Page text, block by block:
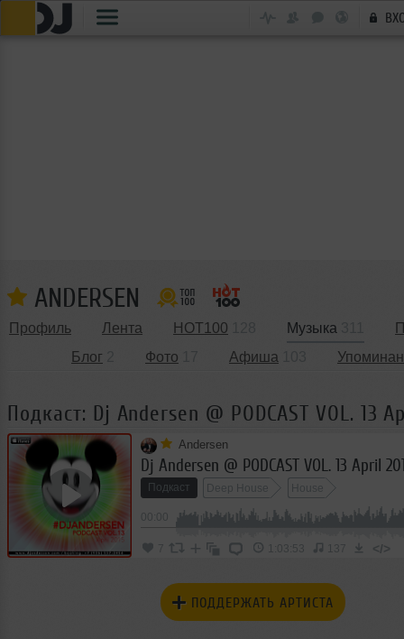
ANDERSEN
Профиль Лента HOT100 Музыка
Блог
Фото Афиша
Подкаст: Dj Andersen @ PODCAST VOL. 13
Andersen
Dj Andersen @ PODCAST VOL. 13 April
Подкаст Deep House House
7 1:03:53 137 </>
ПОДДЕРЖАТЬ АРТИСТА